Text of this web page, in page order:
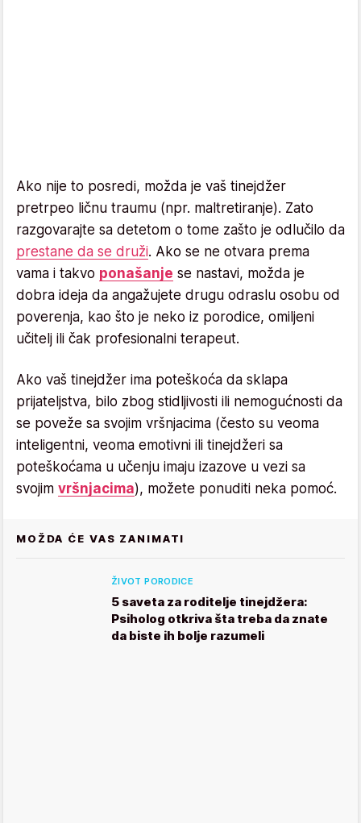
Ako nije to posredi, možda je vaš tinejdžer
pretrpeo ličnu traumu (npr. maltretiranje). Zato
razgovarajte sa detetom o tome zašto je odlučilo da
prestane da se druži. Ako se ne otvara prema
vama i takvo ponašanje se nastavi, možda je
dobra ideja da angažujete drugu odraslu osobu od
poverenja, kao što je neko iz porodice, omiljeni
učitelj ili čak profesionalni terapeut.
Ako vaš tinejdžer ima poteškoća da sklapa
prijateljstva, bilo zbog stidljivosti ili nemogućnosti da
se poveže sa svojim vršnjacima (često su veoma
inteligentni, veoma emotivni ili tinejdžeri sa
poteškoćama u učenju imaju izazove u vezi sa
svojim vršnjacima), možete ponuditi neka pomoć.
MOŽDA ĆE VAS ZANIMATI
ŽIVOT PORODICE
5 saveta za roditelje tinejdžera:
Psiholog otkriva šta treba da znate
da biste ih bolje razumeli